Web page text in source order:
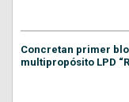
Concretan primer
multipropósito LPD